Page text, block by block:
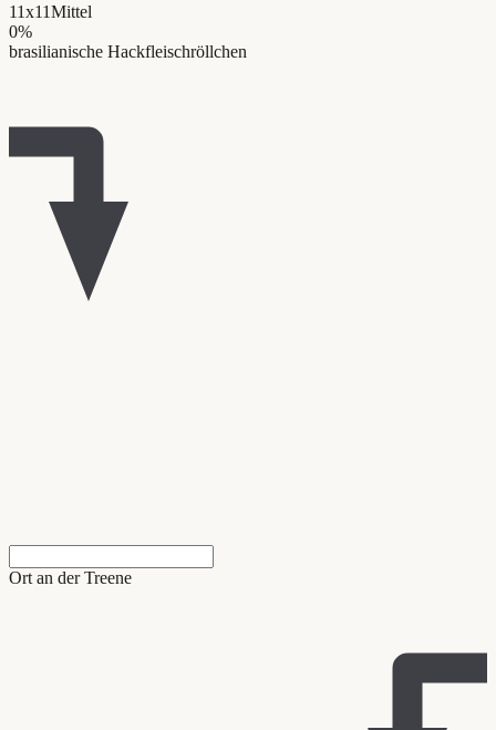
11x11Mittel
0%
brasilianische Hackfleischröllchen
Ort an der Treene